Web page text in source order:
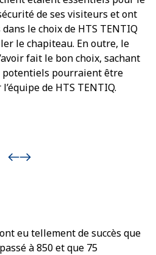
de ses visiteurs et ont
le choix de HTS TENTIQ
le chapiteau. En outre, le
fait le bon choix, sachant
potentiels pourraient être
de HTS TENTIQ.
eu tellement de succès que
à 850 et que 75